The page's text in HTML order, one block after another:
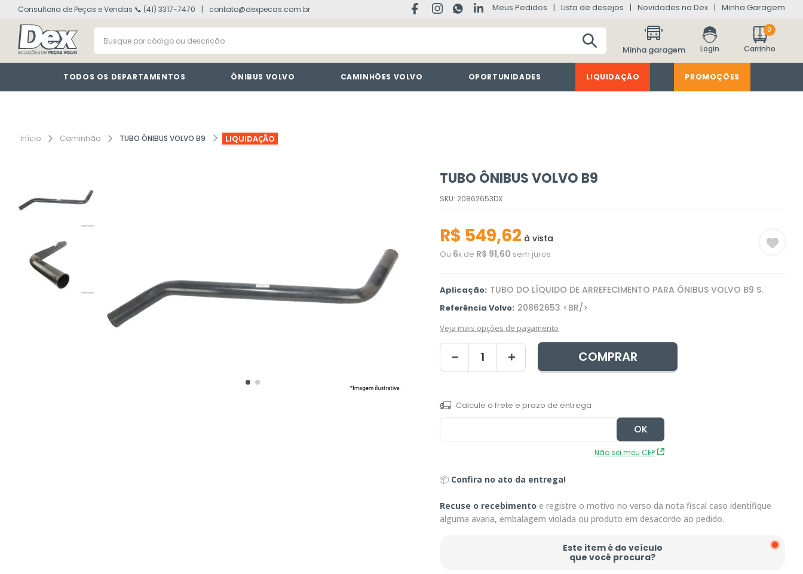
Consultoria de Peças e Vendas 📞 (41) 3317-7470 contato@dexpecas.com.br Meus Pedidos Lista de desejos Novidades na Dex Minha Garagem
Busque por código ou descrição
Minha garagem
0
TODOS OS DEPARTAMENTOS ÔNIBUS VOLVO CAMINHÕES VOLVO OPORTUNIDADES LIQUIDAÇÃO PROMOÇÕES
Caminhão TUBO ÔNIBUS VOLVO B9 LIQUIDAÇÃO
TUBO ÔNIBUS VOLVO B9
SKU: 20862653DX
R$ 549,62 à vista
Ou 6x de R$ 91,60 sem juros
Aplicação: TUBO DO LÍQUIDO DE ARREFECIMENTO PARA ÔNIBUS VOLVO B9 S.
Referência Volvo: 20862653 <BR/>
Veja mais opções de pagamento
＋
－ COMPRAR
Não sei meu CEP
📦 Confira no ato da entrega!
Recuse o recebimento e registre o motivo no verso da nota fiscal caso identifique
alguma avaria, embalagem violada ou produto em desacordo ao pedido.
Este item é do veículo
que você procura?
1º volvo fh
3º vm
4º farol
5º defletor
7 interruptor